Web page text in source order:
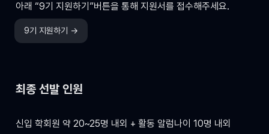
아래 “9기 지원하기”버튼을 통해 지원서를 접수해주세요.
9기 지원하기 →
최종 선발 인원
신입 학회원 약 20~25명 내외 + 활동 알럼나이 10명 내외